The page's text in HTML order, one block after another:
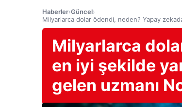
Haberler›Güncel›
Milyarlarca dolar ödendi, neden? Yapay
Milyarlarca
en iyi şekilde
gelen uzmanı